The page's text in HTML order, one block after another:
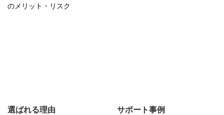
のメリット・リスク
選ばれる理由 サポート事例